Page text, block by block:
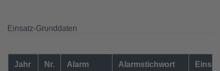
Einsatz-Grunddaten
Jahr Nr. Alarm Alarmstichwort